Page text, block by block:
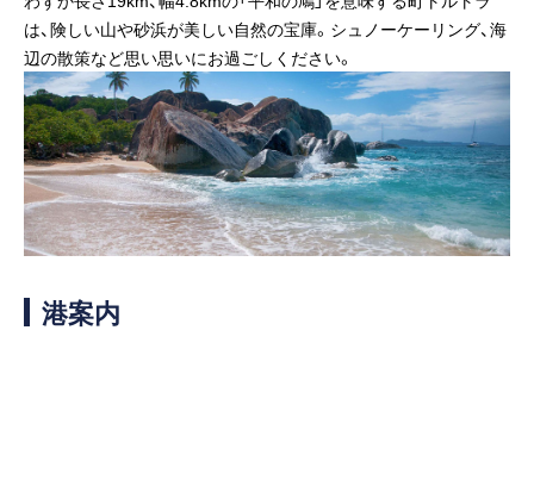
クルーズ検索
キャンペーン・特集
クルーズの楽しみ方
船内へようこそ
客船のご案内
寄港地ガイド
は、険しい山や砂浜が美しい自然の宝庫。シュノーケーリング、海
辺の散策など思い思いにお過ごしください。
港案内